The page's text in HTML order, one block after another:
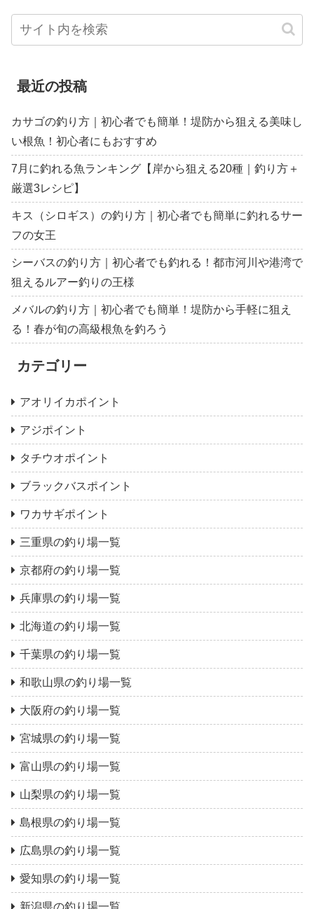
最近の投稿
カサゴの釣り方｜初心者でも簡単！堤防から狙える美味し
い根魚！初心者にもおすすめ
7月に釣れる魚ランキング【岸から狙える20種｜釣り方＋
厳選3レシピ】
キス（シロギス）の釣り方｜初心者でも簡単に釣れるサー
フの女王
シーバスの釣り方｜初心者でも釣れる！都市河川や港湾で
狙えるルアー釣りの王様
メバルの釣り方｜初心者でも簡単！堤防から手軽に狙え
る！春が旬の高級根魚を釣ろう
カテゴリー
アオリイカポイント
アジポイント
タチウオポイント
ブラックバスポイント
ワカサギポイント
三重県の釣り場一覧
京都府の釣り場一覧
兵庫県の釣り場一覧
北海道の釣り場一覧
千葉県の釣り場一覧
和歌山県の釣り場一覧
大阪府の釣り場一覧
宮城県の釣り場一覧
富山県の釣り場一覧
山梨県の釣り場一覧
島根県の釣り場一覧
広島県の釣り場一覧
愛知県の釣り場一覧
新潟県の釣り場一覧